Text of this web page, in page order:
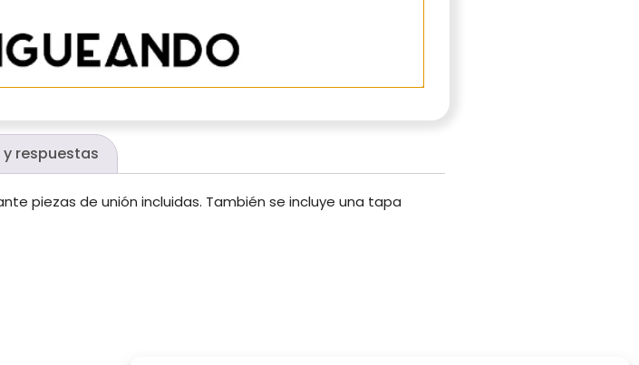
respuestas
piezas de unión incluidas. También se incluye una tapa